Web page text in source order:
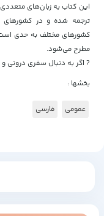
این کتاب به زبان‌های متعددی
ترجمه شده و در
کشورهای مختلف به حدی است
مطرح می‌شود.
? اگر به دنبال سفری درونی
بخشها :
عمومی فارسی